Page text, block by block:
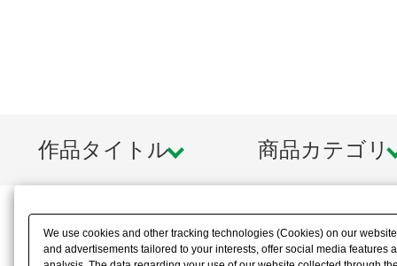
作品タイトル 商品カテゴリ
We use cookies and other tracking technologies (Cookies) on our
and advertisements tailored to your interests, offer social media features